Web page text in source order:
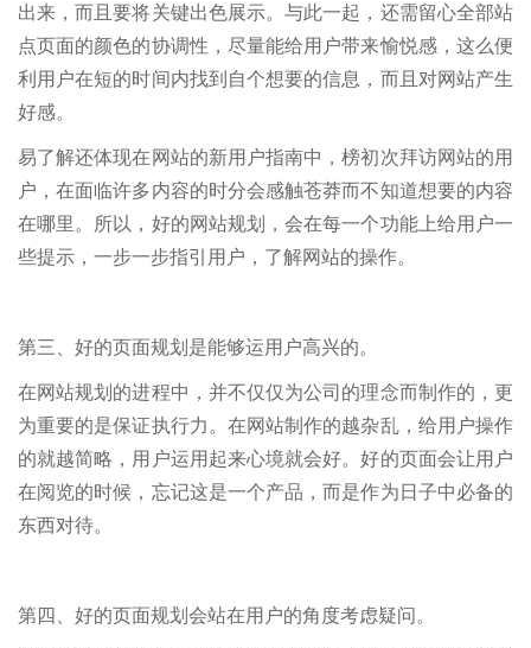
出来，而且要将关键出色展示。与此一起，还需留心全部站
点页面的颜色的协调性，尽量能给用户带来愉悦感，这么便
利用户在短的时间内找到自个想要的信息，而且对网站产生
好感。
易了解还体现在网站的新用户指南中，榜初次拜访网站的用
户，在面临许多内容的时分会感触苍莽而不知道想要的内容
在哪里。所以，好的网站规划，会在每一个功能上给用户一
些提示，一步一步指引用户，了解网站的操作。
第三、好的页面规划是能够运用户高兴的。
在网站规划的进程中，并不仅仅为公司的理念而制作的，更
为重要的是保证执行力。在网站制作的越杂乱，给用户操作
的就越简略，用户运用起来心境就会好。好的页面会让用户
在阅览的时候，忘记这是一个产品，而是作为日子中必备的
东西对待。
第四、好的页面规划会站在用户的角度考虑疑问。